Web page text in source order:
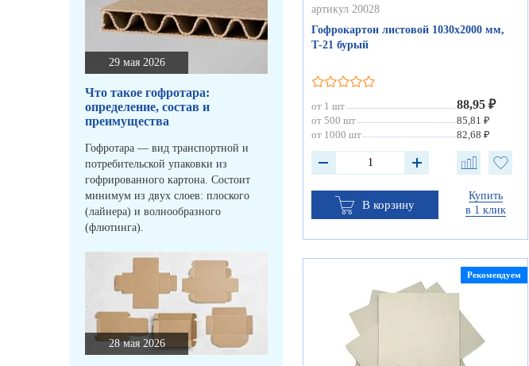
29 мая 2026
Что такое гофротара:
определение, состав и
преимущества
Гофротара — вид транспортной и
потребительской упаковки из
гофрированного картона. Состоит
минимум из двух слоев: плоского
(лайнера) и волнообразного
(флютинга).
28 мая 2026
артикул 20028
Гофрокартон листовой 1030х2000 мм,
Т-21 бурый
от 1 шт 88,95 ₽
от 500 шт
85,81 ₽
от 1000 шт
82,68 ₽
В корзину
Купить
в 1 клик
Рекомендуем